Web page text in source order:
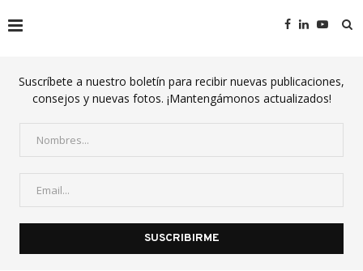
Suscríbete a nuestro boletín para recibir nuevas publicaciones,
consejos y nuevas fotos. ¡Mantengámonos actualizados!